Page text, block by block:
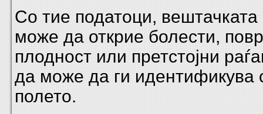
Со тие податоци, вештачката
може да открие болести,
плодност или претстојни
да може да ги идентификува
полето.